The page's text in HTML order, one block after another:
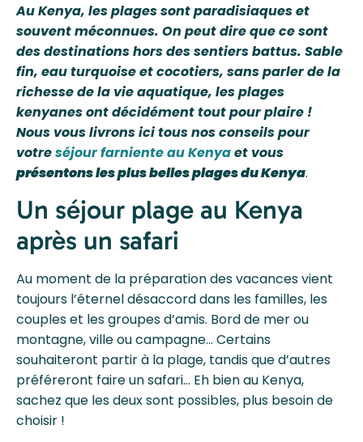
Au Kenya, les plages sont paradisiaques et
souvent méconnues. On peut dire que ce sont
des destinations hors des sentiers battus. Sable
fin, eau turquoise et cocotiers, sans parler de la
richesse de la vie aquatique, les plages
kenyanes ont décidément tout pour plaire !
Nous vous livrons ici tous nos conseils pour
votreséjour farniente au Kenyaet vous
présentons les plus belles plages du Kenya.
Un séjour plage au Kenya
après un safari
Au moment de la préparation des vacances vient
toujours l’éternel désaccord dans les familles, les
couples et les groupes d’amis. Bord de mer ou
montagne, ville ou campagne… Certains
souhaiteront partir à la plage, tandis que d’autres
préféreront faire un safari… Eh bien au Kenya,
sachez que les deux sont possibles, plus besoin de
choisir !